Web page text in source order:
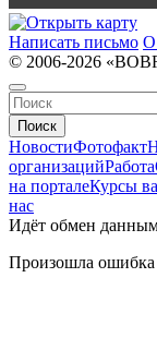
Написать письмо О
© 2006-2026
Поиск
НовостиФотофакт
организацийРабота
на порталеКурсы
нас
Идёт обмен
Произошла ошибка